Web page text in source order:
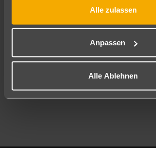
Alle zulassen
Anpassen
Alle Ablehnen
2 Erwachsene Keine Kinder